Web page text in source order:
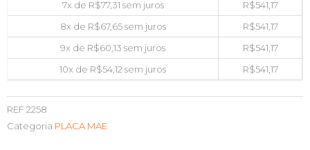
7x de R$77,31 sem juros R$541,17
8x de R$67,65sem juros R$541,17
9x de R$60,13 sem juros R$541,17
10x de R$54,12 sem juros R$541,17
REF2258
Categoria PLACA MAE